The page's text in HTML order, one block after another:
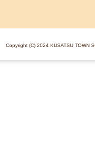
Copyright (C) 2024 KUSATSU TOWN